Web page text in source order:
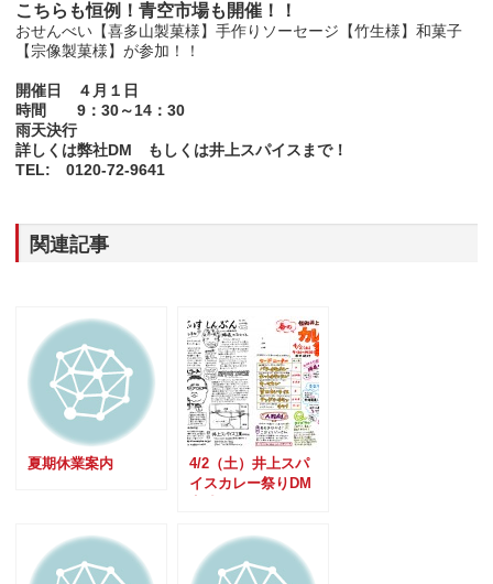
こちらも恒例！青空市場も開催！！
おせんべい【喜多山製菓様】手作りソーセージ【竹生様】和菓子
【宗像製菓様】が参加！！
開催日 ４月１日
時間 9：30～14：30
雨天決行
詳しくは弊社DM もしくは井上スパイスまで！
TEL: 0120-72-9641
関連記事
夏期休業案内
4/2（土）井上スパ
イスカレー祭りDM